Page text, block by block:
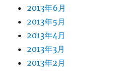
2013年6月
2013年5月
2013年4月
2013年3月
2013年2月